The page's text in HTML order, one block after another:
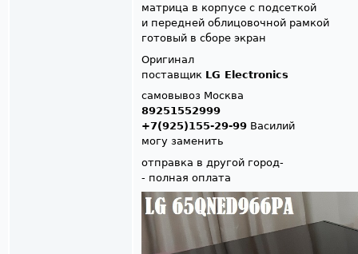
матрица в корпусе с подсеткой
и передней облицовочной рамкой
готовый в сборе экран
Оригинал
поставщик LG Electronics
самовывоз Москва
89251552999
+7(925)155-29-99 Василий
могу заменить
отправка в другой город-
- полная оплата